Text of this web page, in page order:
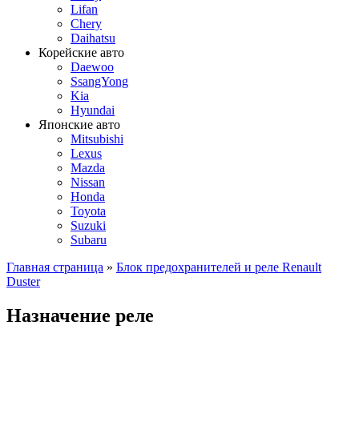
Lifan
Chery
Daihatsu
Корейские авто
Daewoo
SsangYong
Kia
Hyundai
Японские авто
Mitsubishi
Lexus
Mazda
Nissan
Honda
Toyota
Suzuki
Subaru
Главная страница » Блок предохранителей и реле Renault
Duster
Назначение реле